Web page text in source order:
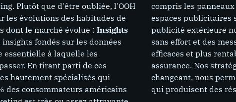
Plutôt que d'être oubliée, l'OOH
les évolutions des habitudes de
dont le marché évolue : Insights
fondés sur les données
essentielle à laquelle les
En tirant parti de ces
hautement spécialisés qui
des consommateurs américains
compris les
espaces publicitaires
publicité extérieure
sans effort et des
efficaces et plus
assurance. Nos
changeant, nous
qui produisent des